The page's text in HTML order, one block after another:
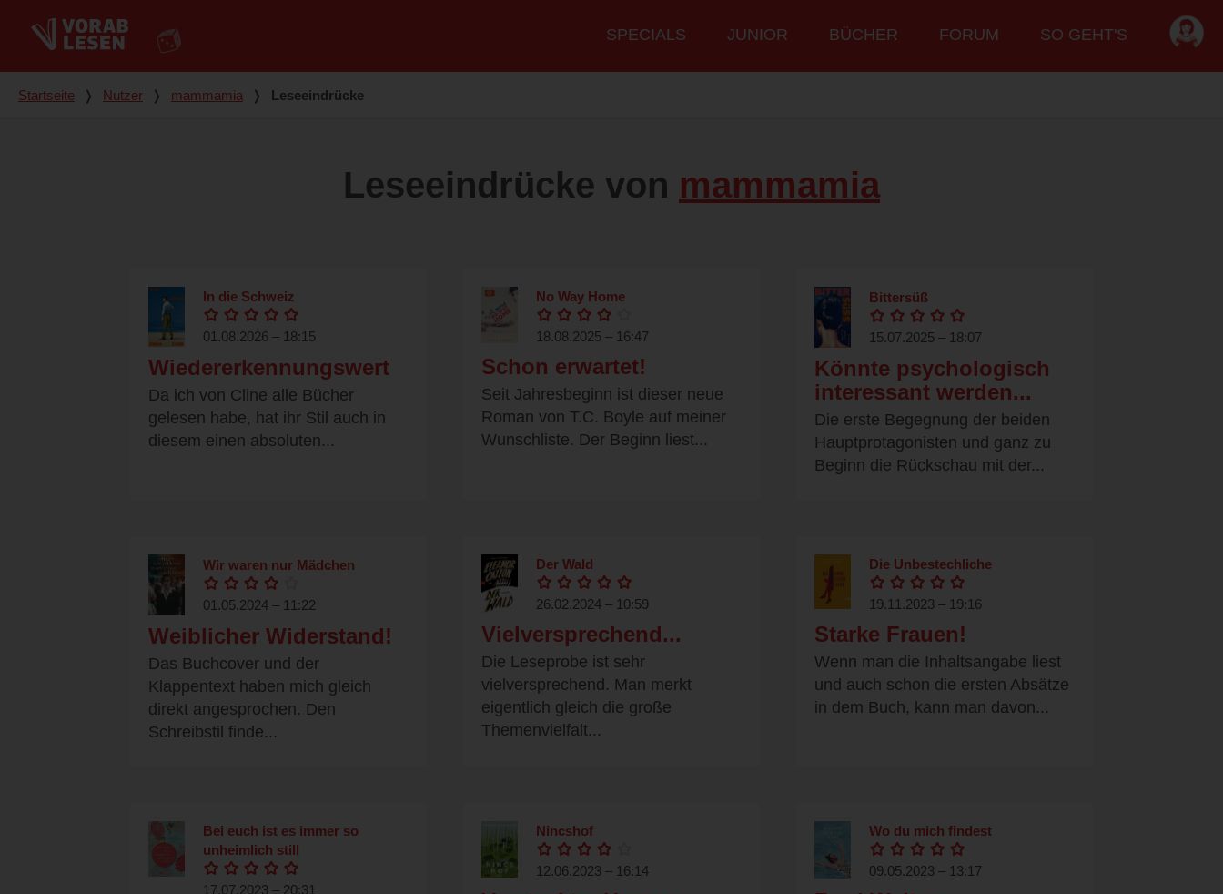
Hauptmenü
SPECIALS JUNIOR BÜCHER FORUM SO GEHT'S
Du bist hier
Startseite ❭ Nutzer ❭ mammamia ❭ Leseeindrücke
Leseeindrücke von mammamia
In die Schweiz
01.08.2026 – 18:15
Wiedererkennungswert
Da ich von Cline alle Bücher
gelesen habe, hat ihr Stil auch in
diesem einen absoluten...
No Way Home
18.08.2025 – 16:47
Schon erwartet!
Seit Jahresbeginn ist dieser neue
Roman von T.C. Boyle auf meiner
Wunschliste. Der Beginn liest...
Bittersüß
15.07.2025 – 18:07
Könnte psychologisch
interessant werden...
Die erste Begegnung der beiden
Hauptprotagonisten und ganz zu
Beginn die Rückschau mit der...
Wir waren nur Mädchen
01.05.2024 – 11:22
Weiblicher Widerstand!
Das Buchcover und der
Klappentext haben mich gleich
direkt angesprochen. Den
Schreibstil finde...
Der Wald
26.02.2024 – 10:59
Vielversprechend...
Die Leseprobe ist sehr
vielversprechend. Man merkt
eigentlich gleich die große
Themenvielfalt...
Die Unbestechliche
19.11.2023 – 19:16
Starke Frauen!
Wenn man die Inhaltsangabe liest
und auch schon die ersten Absätze
in dem Buch, kann man davon...
Bei euch ist es immer so
unheimlich still
17.07.2023 – 20:31
Nincshof
12.06.2023 – 16:14
Wo du mich findest
09.05.2023 – 13:17